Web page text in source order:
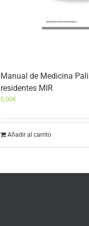
Manual de Medicina
residentes MIR
0,00€
Añadir al carrito